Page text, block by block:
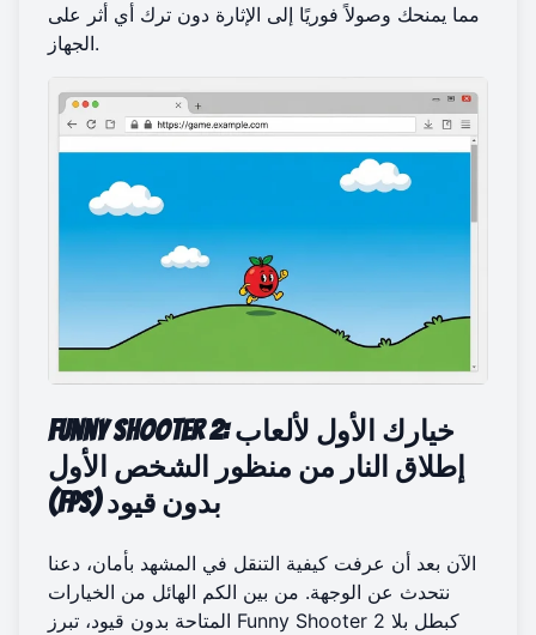
مما يمنحك وصولاً فوريًا إلى الإثارة دون ترك أي أثر على
الجهاز.
Funny Shooter 2: خيارك الأول لألعاب
إطلاق النار من منظور الشخص الأول
(FPS) بدون قيود
الآن بعد أن عرفت كيفية التنقل في المشهد بأمان، دعنا
نتحدث عن الوجهة. من بين الكم الهائل من الخيارات
المتاحة بدون قيود، تبرز Funny Shooter 2 كبطل بلا